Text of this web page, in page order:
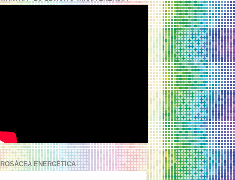
ROSÁCEA ENERGÉTICA